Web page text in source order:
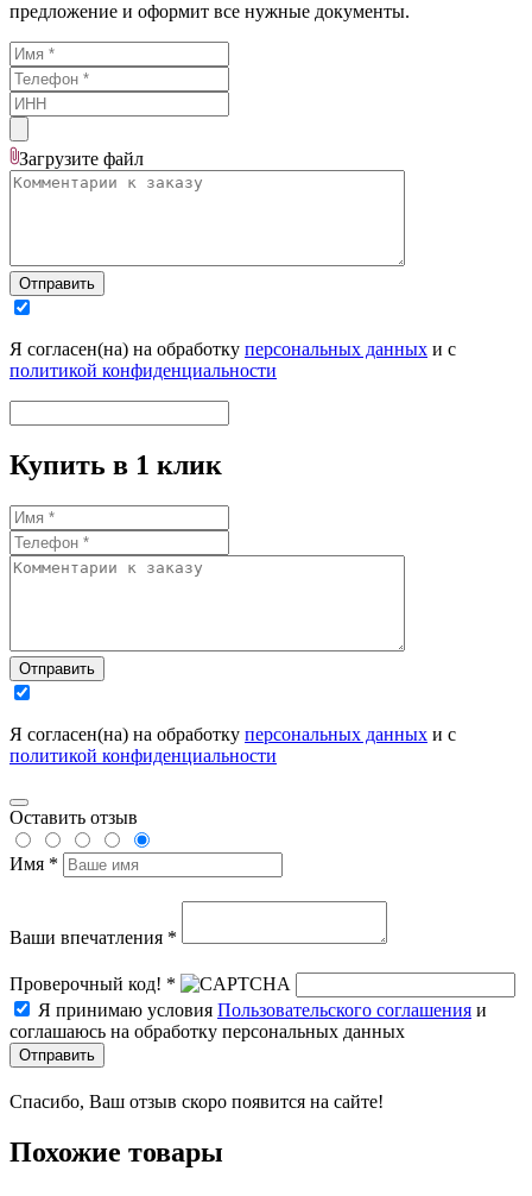
предложение и оформит все нужные документы.
Загрузите файл
Отправить
Я согласен(на) на обработку персональных данных и с
политикой конфиденциальности
Купить в 1 клик
Отправить
Я согласен(на) на обработку персональных данных и с
политикой конфиденциальности
Оставить отзыв
Имя *
Ваши впечатления *
Проверочный код! *
Я принимаю условия Пользовательского соглашения и
соглашаюсь на обработку персональных данных
Отправить
Спасибо, Ваш отзыв скоро появится на сайте!
Похожие товары